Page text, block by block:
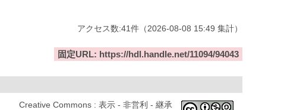
アクセス数:41件 （2026-08-08 15:49 集計）
固定URL: https://hdl.handle.net/11094/94043
Creative Commons : 表示 - 非営利 - 継承